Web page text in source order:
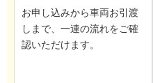
お申し込みから車両お引渡
しまで、一連の流れをご確
認いただけます。